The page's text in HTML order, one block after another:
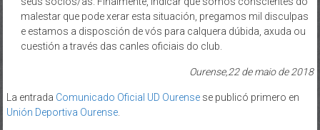
malestar que pode xerar esta situación, pregamos mil disculpas
e estamos a disposción de vós para calquera dúbida, axuda ou
cuestión a través das canles oficiais do club.
Ourense,22 de maio de 2018
La entrada Comunicado Oficial UD Ourensese publicó primero en
Unión Deportiva Ourense.